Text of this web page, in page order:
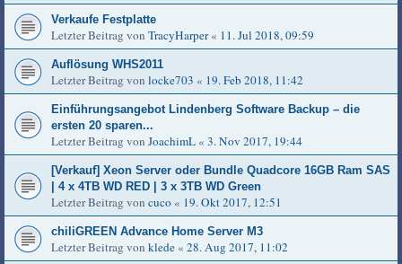
Verkaufe Festplatte
Letzter Beitrag von TracyHarper« 11. Jul 2018, 09:59
Auflösung WHS2011
Letzter Beitrag von locke703 « 19. Feb 2018, 11:42
Einführungsangebot Lindenberg Software Backup – die
ersten 20 sparen...
Letzter Beitrag von JoachimL « 3. Nov 2017, 19:44
[Verkauf] Xeon Server oder Bundle Quadcore 16GB Ram SAS
| 4 x 4TB WD RED | 3 x 3TB WD Green
Letzter Beitrag von cuco « 19. Okt 2017, 12:51
chiliGREEN Advance Home Server M3
Letzter Beitrag von klede « 28. Aug 2017, 11:02